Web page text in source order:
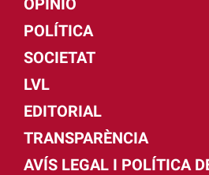
POLÍTICA
SOCIETAT
LVL
EDITORIAL
TRANSPARÈNCIA
AVÍS LEGAL I POLÍTICA